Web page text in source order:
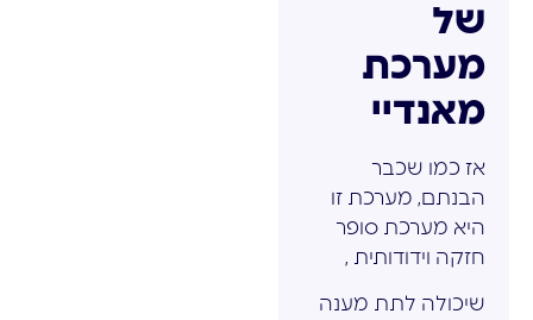
של
מערכת
מאנדיי
אז כמו שכבר
הבנתם, מערכת זו
היא מערכת סופר
חזקה וידודותית ,
שיכולה לתת מענה